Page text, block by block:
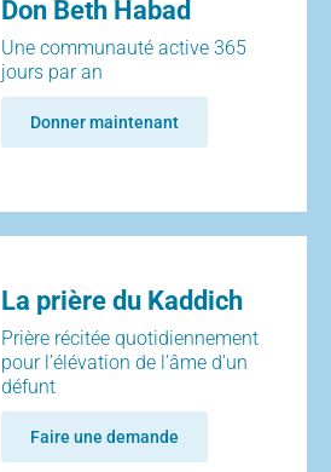
Don Beth Habad
Une communauté active 365
jours par an
Donner maintenant
La prière du Kaddich
Prière récitée quotidiennement
pour l’élévation de l’âme d’un
défunt
Faire une demande